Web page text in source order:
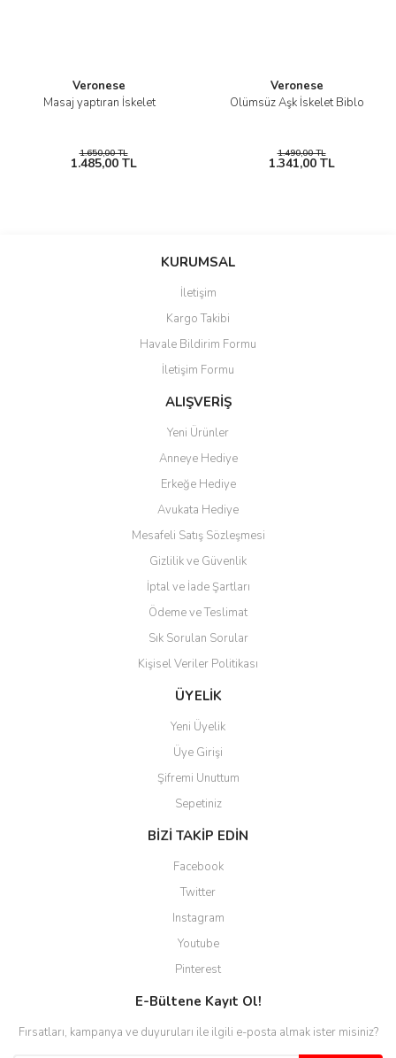
Veronese
Masaj yaptıran İskelet
1.650,00 TL
1.485,00 TL
Veronese
Ölümsüz Aşk İskelet Biblo
1.490,00 TL
1.341,00 TL
KURUMSAL
İletişim
Kargo Takibi
Havale Bildirim Formu
İletişim Formu
ALIŞVERİŞ
Yeni Ürünler
Anneye Hediye
Erkeğe Hediye
Avukata Hediye
Mesafeli Satış Sözleşmesi
Gizlilik ve Güvenlik
İptal ve İade Şartları
Ödeme ve Teslimat
Sık Sorulan Sorular
Kişisel Veriler Politikası
ÜYELİK
Yeni Üyelik
Üye Girişi
Şifremi Unuttum
Sepetiniz
BİZİ TAKİP EDİN
Facebook
Twitter
Instagram
Youtube
Pinterest
E-Bültene Kayıt Ol!
Fırsatları, kampanya ve duyuruları ile ilgili e-posta almak ister misiniz?